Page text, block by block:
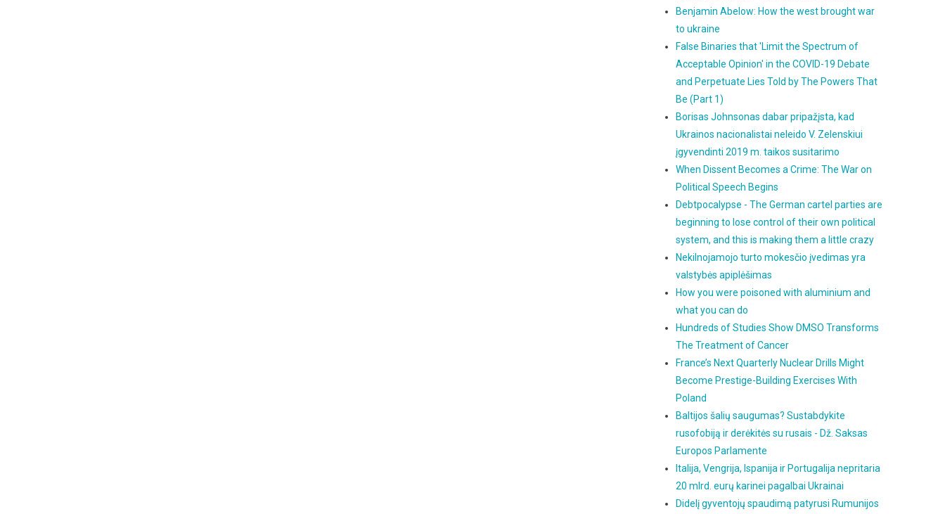
Benjamin Abelow: How the west brought war
to ukraine
False Binaries that 'Limit the Spectrum of
Acceptable Opinion' in the COVID-19 Debate
and Perpetuate Lies Told by The Powers That
Be (Part 1)
Borisas Johnsonas dabar pripažįsta, kad
Ukrainos nacionalistai neleido V. Zelenskiui
įgyvendinti 2019 m. taikos susitarimo
When Dissent Becomes a Crime: The War on
Political Speech Begins
Debtpocalypse - The German cartel parties are
beginning to lose control of their own political
system, and this is making them a little crazy
Nekilnojamojo turto mokesčio įvedimas yra
valstybės apiplėšimas
How you were poisoned with aluminium and
what you can do
Hundreds of Studies Show DMSO Transforms
The Treatment of Cancer
France’s Next Quarterly Nuclear Drills Might
Become Prestige-Building Exercises With
Poland
Baltijos šalių saugumas? Sustabdykite
rusofobiją ir derėkitės su rusais - Dž. Saksas
Europos Parlamente
Italija, Vengrija, Ispanija ir Portugalija nepritaria
20 mlrd. eurų karinei pagalbai Ukrainai
Didelį gyventojų spaudimą patyrusi Rumunijos